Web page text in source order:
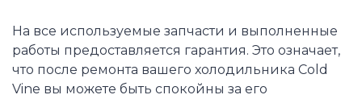
На все используемые запчасти и выполненные
работы предоставляется гарантия. Это означает,
что после ремонта вашего холодильника Cold
Vine вы можете быть спокойны за его